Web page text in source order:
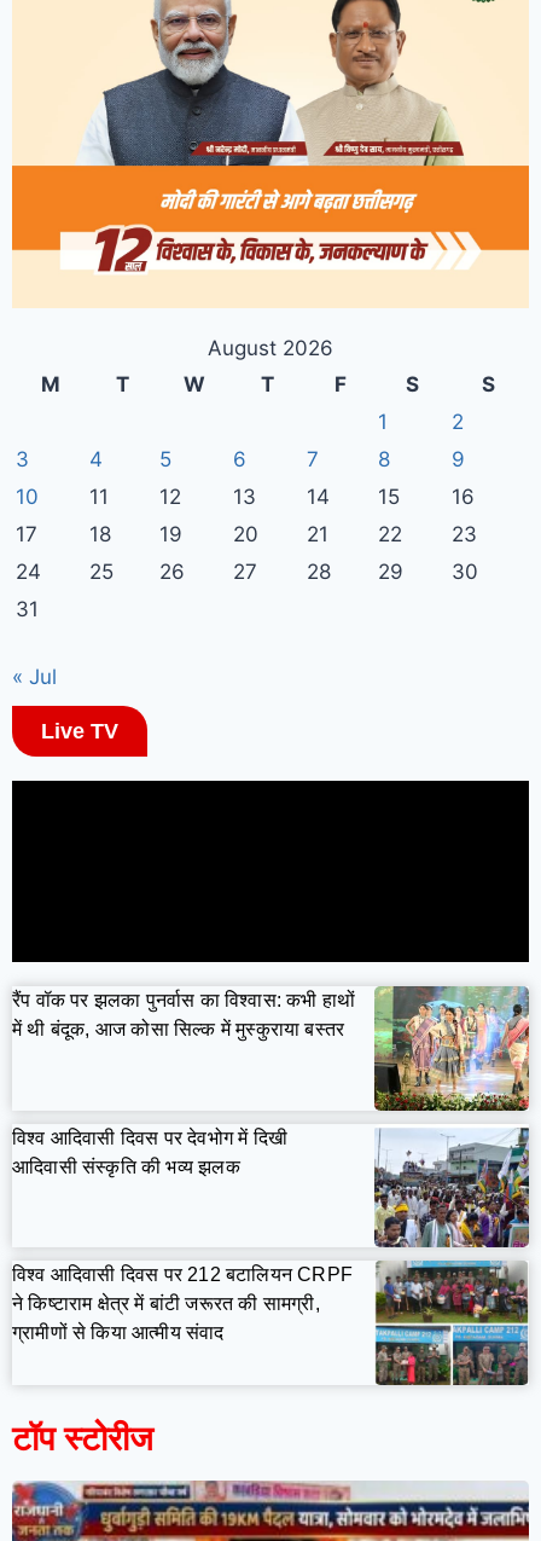
August 2026
M
T W T F S
S
1
2
3
4 5 6 7 8
9
10
11 12 13 14 15
16
17
18 19 20 21 22
23
24
25 26 27 28 29
30
31
« Jul
Live TV
रैंप वॉक पर झलका पुनर्वास का विश्वास: कभी हाथों
में थी बंदूक, आज कोसा सिल्क में मुस्कुराया बस्तर
विश्व आदिवासी दिवस पर देवभोग में दिखी
आदिवासी संस्कृति की भव्य झलक
विश्व आदिवासी दिवस पर 212 बटालियन CRPF
ने किष्टाराम क्षेत्र में बांटी जरूरत की सामग्री,
ग्रामीणों से किया आत्मीय संवाद
टॉप स्टोरीज